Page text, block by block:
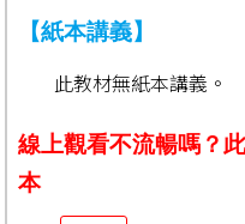
【紙本講義】
此教材無紙本講義。
線上觀看不流暢嗎？
本